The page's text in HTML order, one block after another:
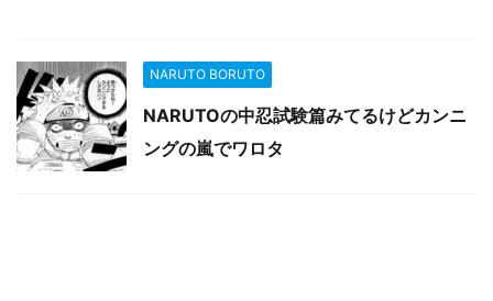
NARUTO BORUTO
NARUTOの中忍試験篇みてるけどカンニ
ングの嵐でワロタ